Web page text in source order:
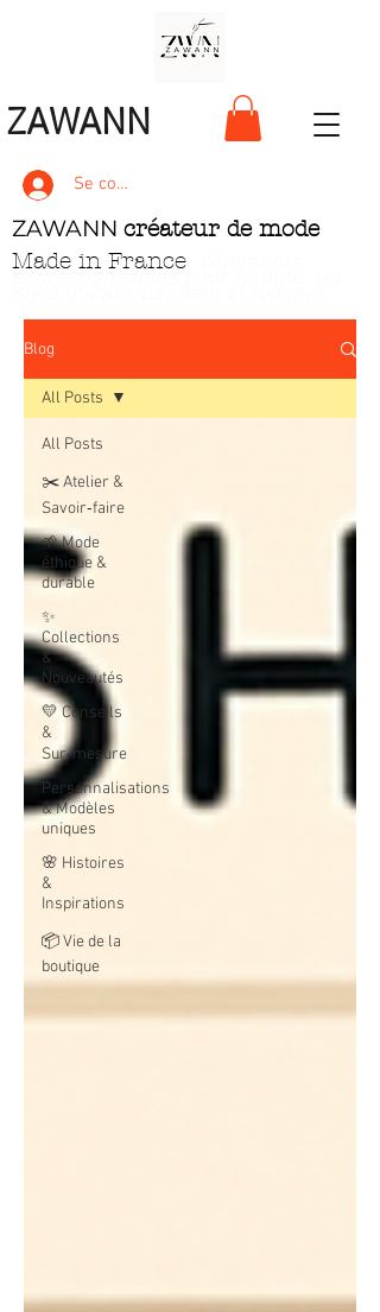
ZAWANN
Se connecter
ZAWANN créateur de mode
Made in France
Blog
All Posts
✂️ Atelier &
Savoir‑faire
🌱 Mode
éthique &
durable
✨
Collections
&
Nouveautés
💛 Conseils
&
Sur‑mesure
Personnalisations
& Modèles
uniques
🌸 Histoires
&
Inspirations
📦 Vie de la
boutique
All Posts